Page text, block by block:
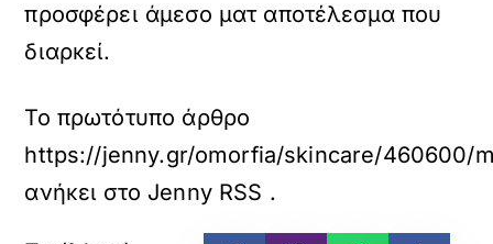
προσφέρει άμεσο ματ αποτέλεσμα που
διαρκεί.
Το πρωτότυπο άρθρο
https://jenny.gr/omorfia/skincare/460600/
ανήκει στο Jenny RSS .